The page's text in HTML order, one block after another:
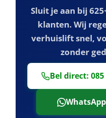
Sluit je aan bij
klanten. Wij
verhuislift snel,
zonder
Bel direct: 085